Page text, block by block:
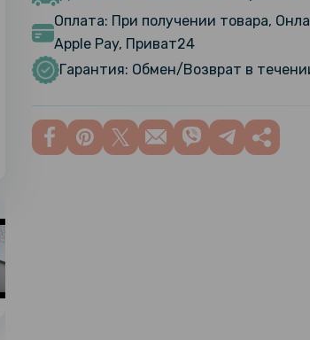
Оплата: При получении товара,
Apple Pay, Приват24
Гарантия: Обмен/Возврат в